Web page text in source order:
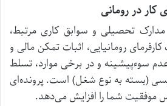
کار در رومانی
تحصیلی و سوابق کاری مرتبط،
رومانیایی، اثبات تمکن مالی و
سوءپیشینه و در برخی موارد، تسلط
(بسته به نوع شغل) است. پرونده‌ای
شما را افزایش می‌دهد.